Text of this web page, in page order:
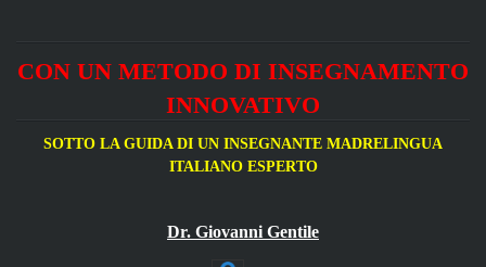
CON UN METODO DI INSEGNAMENTO
INNOVATIVO
SOTTO LA GUIDA DI UN INSEGNANTE MADRELINGUA
ITALIANO ESPERTO
Dr. Giovanni Gentile